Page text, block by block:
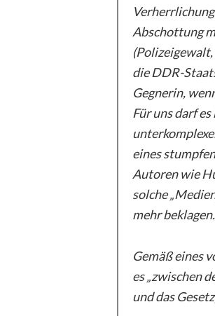
Abschottung
die DDR-
Gegnerin,
Für uns darf
eines
Autoren wie
solche
mehr beklagen.
Gemäß eines
es „zwischen
und das